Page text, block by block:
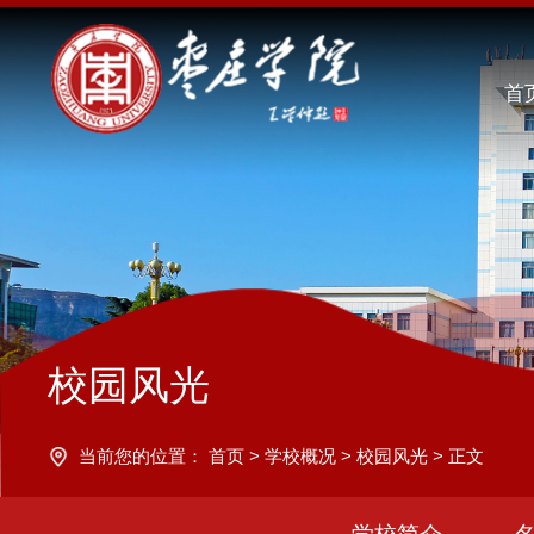
首
校园风光
当前您的位置： 首页> 学校概况> 校园风光> 正文